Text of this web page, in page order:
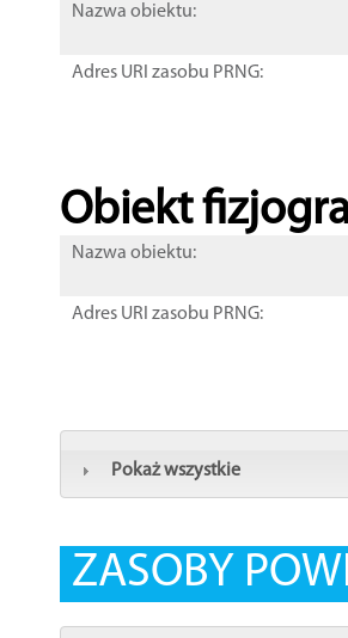
Nazwa obiektu:
Adres URI zasobu PRNG:
Obiekt
Nazwa obiektu:
Adres URI zasobu PRNG:
Pokaż wszystkie
ZASOBY